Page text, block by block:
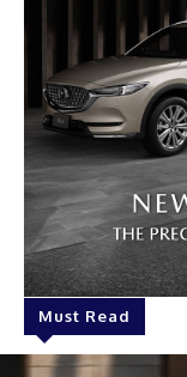
Must Read